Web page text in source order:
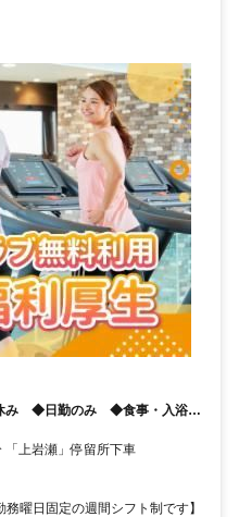
み ◆日勤のみ ◆食事・入浴介
「上岩瀬」停留所下車
曜日固定の週間シフト制です】